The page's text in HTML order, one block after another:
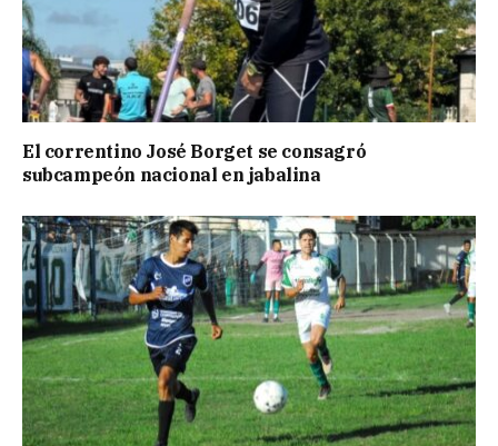
El correntino José Borget se consagró
subcampeón nacional en jabalina